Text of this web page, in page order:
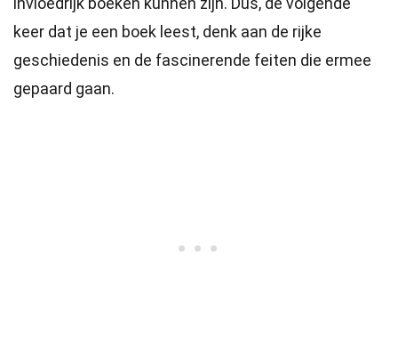
keer dat je een boek leest, denk aan de rijke
geschiedenis en de fascinerende feiten die ermee
gepaard gaan.